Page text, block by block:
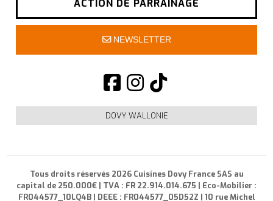
ACTION DE PARRAINAGE
NEWSLETTER
DOVY WALLONIE
Tous droits réservés 2026 Cuisines Dovy France SAS au
capital de 250.000€ | TVA : FR 22.914.014.675 | Eco-Mobilier :
FR044577_10LQ4B | DEEE : FR044577_05D52Z | 10 rue Michel